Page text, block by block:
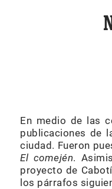
En medio de las
publicaciones de
ciudad. Fueron
El comején.
proyecto de
los párrafos